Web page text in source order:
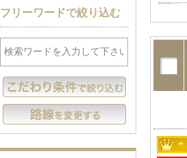
フリーワードで絞り込む